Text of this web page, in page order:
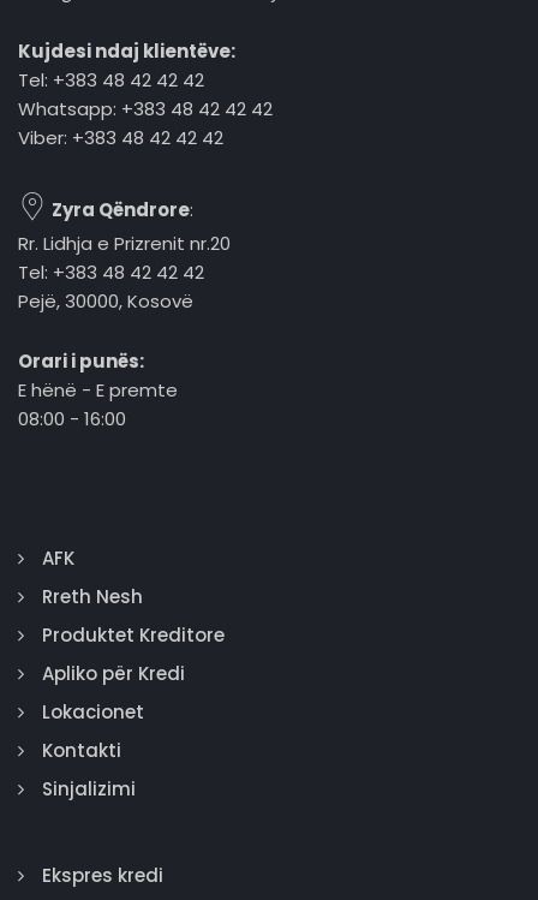
Kujdesi ndaj klientëve:
Tel: +383 48 42 42 42
Whatsapp: +383 48 42 42 42
Viber: +383 48 42 42 42
Zyra Qëndrore:
Rr. Lidhja e Prizrenit nr.20
Tel: +383 48 42 42 42
Pejë, 30000, Kosovë
Orari i punës:
E hënë - E premte
08:00 - 16:00
AFK
Rreth Nesh
Produktet Kreditore
Apliko për Kredi
Lokacionet
Kontakti
Sinjalizimi
Ekspres kredi